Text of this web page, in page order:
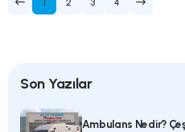
Ford
Ambulans
KURTARAN 30/05/